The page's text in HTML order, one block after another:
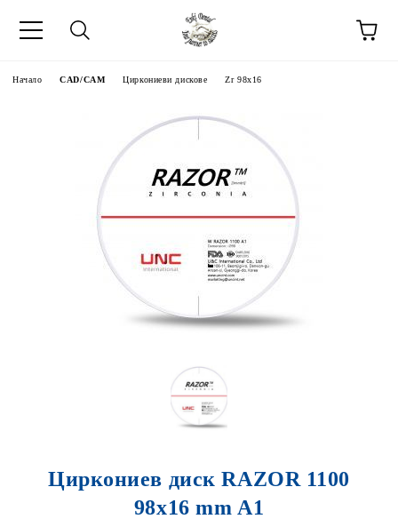
Начало CAD/CAM Циркониеви дискове Zr 98x16
Циркониев диск RAZOR 1100
98x16 mm A1